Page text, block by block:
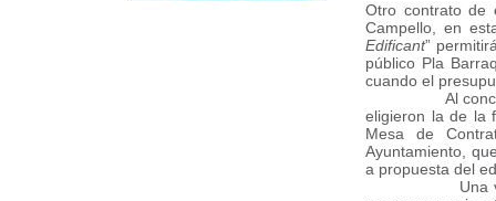
Otro contrato de
Campello, en
Edificant”
público Pla
cuando el
Al concurso
eligieron la de la
Mesa de
Ayuntamiento,
a propuesta del
Una vez